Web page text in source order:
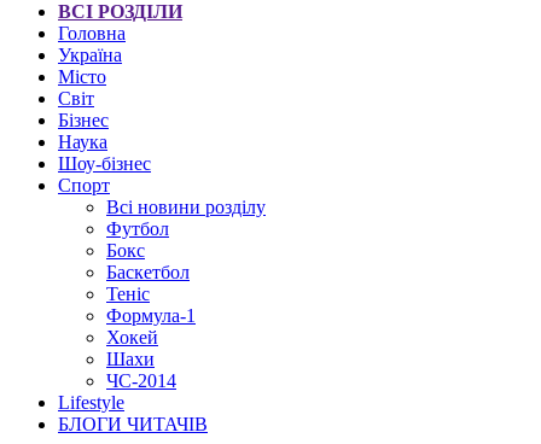
ВСІ РОЗДІЛИ
Головна
Україна
Місто
Світ
Бізнес
Наука
Шоу-бізнес
Спорт
Всі новини розділу
Футбол
Бокс
Баскетбол
Теніс
Формула-1
Хокей
Шахи
ЧС-2014
Lifestyle
БЛОГИ ЧИТАЧІВ